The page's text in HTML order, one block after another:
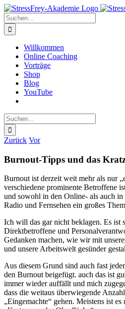
Zum
Inhalt
springen
Suche
nach:
Willkommen
Online Coaching
Vorträge
Shop
Blog
YouTube
Suche
nach:
Zurück Vor
Burnout-Tipps und das
Burnout ist derzeit weit mehr als nur
verschiedene prominente Betroffene
und sowohl in den Online- als auch
Radio und Fernsehen ein großes
Ich will das gar nicht beklagen. Es ist
Direktbetroffene und
Gedanken machen, wie wir mit
und unsere Arbeitswelt gesünder
Aus diesem Grund sind auch fast
den Burnout beigefügt. auch das ist
immer wieder auffällt und mich
dass die weitaus überwiegende
„Eingemachte“ gehen. Meistens ist